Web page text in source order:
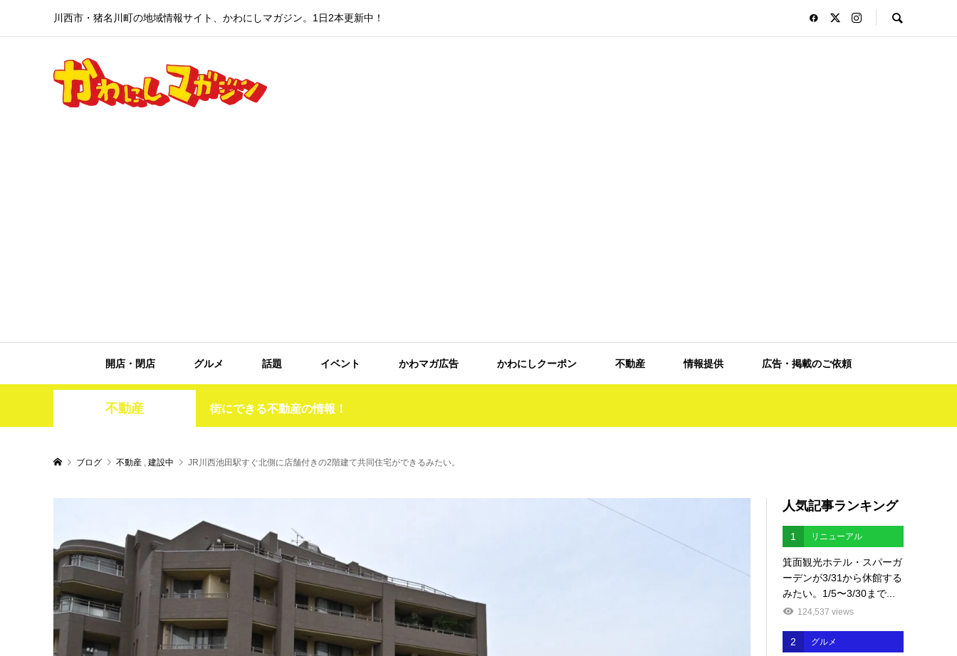
川西市・猪名川町の地域情報サイト、かわにしマガジン。1日2本更新中！
開店・閉店 グルメ 話題 イベント かわマガ広告 かわにしクーポン 不動産 情報提供 広告・掲載のご依頼
不動産 街にできる不動産の情報！
ブログ 不動産 , 建設中 JR川西池田駅すぐ北側に店舗付きの2階建て共同住宅ができるみたい。
人気記事ランキング
1 リニューアル
箕面観光ホテル・スパーガ
ーデンが3/31から休館する
みたい。1/5〜3/30まで...
124,537 views
2 グルメ